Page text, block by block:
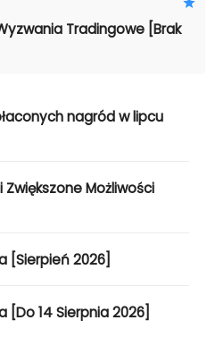
Tradingowe [Brak
nagród w lipcu
Możliwości
[Sierpień 2026]
[Do 14 Sierpnia 2026]